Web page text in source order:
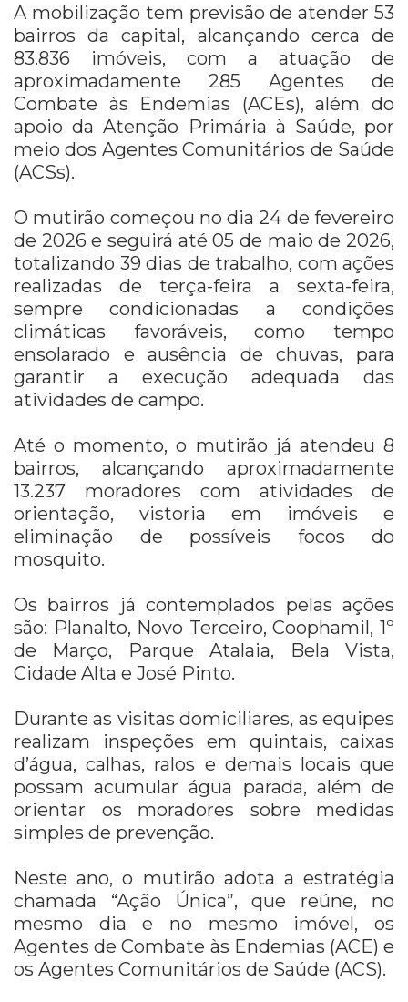
A mobilização tem previsão de atender 53
bairros da capital, alcançando cerca de
83.836 imóveis, com a atuação de
aproximadamente 285 Agentes de
Combate às Endemias (ACEs), além do
apoio da Atenção Primária à Saúde, por
meio dos Agentes Comunitários de Saúde
(ACSs).
O mutirão começou no dia 24 de fevereiro
de 2026 e seguirá até 05 de maio de 2026,
totalizando 39 dias de trabalho, com ações
realizadas de terça-feira a sexta-feira,
sempre condicionadas a condições
climáticas favoráveis, como tempo
ensolarado e ausência de chuvas, para
garantir a execução adequada das
atividades de campo.
Até o momento, o mutirão já atendeu 8
bairros, alcançando aproximadamente
13.237 moradores com atividades de
orientação, vistoria em imóveis e
eliminação de possíveis focos do
mosquito.
Os bairros já contemplados pelas ações
são: Planalto, Novo Terceiro, Coophamil, 1º
de Março, Parque Atalaia, Bela Vista,
Cidade Alta e José Pinto.
Durante as visitas domiciliares, as equipes
realizam inspeções em quintais, caixas
d’água, calhas, ralos e demais locais que
possam acumular água parada, além de
orientar os moradores sobre medidas
simples de prevenção.
Neste ano, o mutirão adota a estratégia
chamada “Ação Única”, que reúne, no
mesmo dia e no mesmo imóvel, os
Agentes de Combate às Endemias (ACE) e
os Agentes Comunitários de Saúde (ACS).